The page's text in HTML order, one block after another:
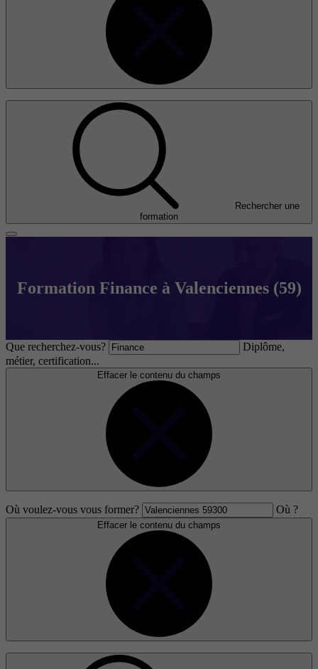
Rechercher une
formation
Formation Finance à Valenciennes (59)
Que recherchez-vous?
Diplôme,
métier, certification...
Effacer le contenu du champs
Où voulez-vous vous former? Où ?
Effacer le contenu du champs